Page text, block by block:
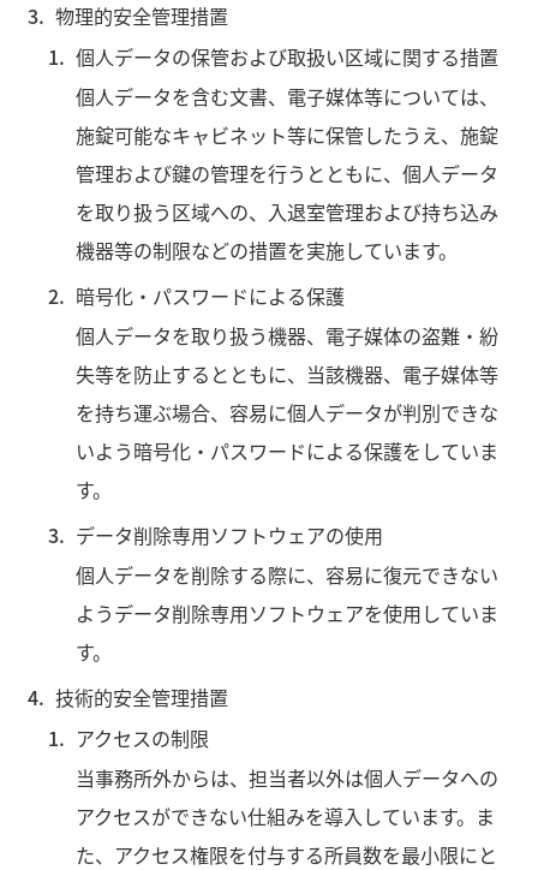
物理的安全管理措置
個人データの保管および取扱い区域に関する措置
個人データを含む文書、電子媒体等については、
施錠可能なキャビネット等に保管したうえ、施錠
管理および鍵の管理を行うとともに、個人データ
を取り扱う区域への、入退室管理および持ち込み
機器等の制限などの措置を実施しています。
暗号化・パスワードによる保護
個人データを取り扱う機器、電子媒体の盗難・紛
失等を防止するとともに、当該機器、電子媒体等
を持ち運ぶ場合、容易に個人データが判別できな
いよう暗号化・パスワードによる保護をしていま
す。
データ削除専用ソフトウェアの使用
個人データを削除する際に、容易に復元できない
ようデータ削除専用ソフトウェアを使用していま
す。
技術的安全管理措置
アクセスの制限
当事務所外からは、担当者以外は個人データへの
アクセスができない仕組みを導入しています。ま
た、アクセス権限を付与する所員数を最小限にと